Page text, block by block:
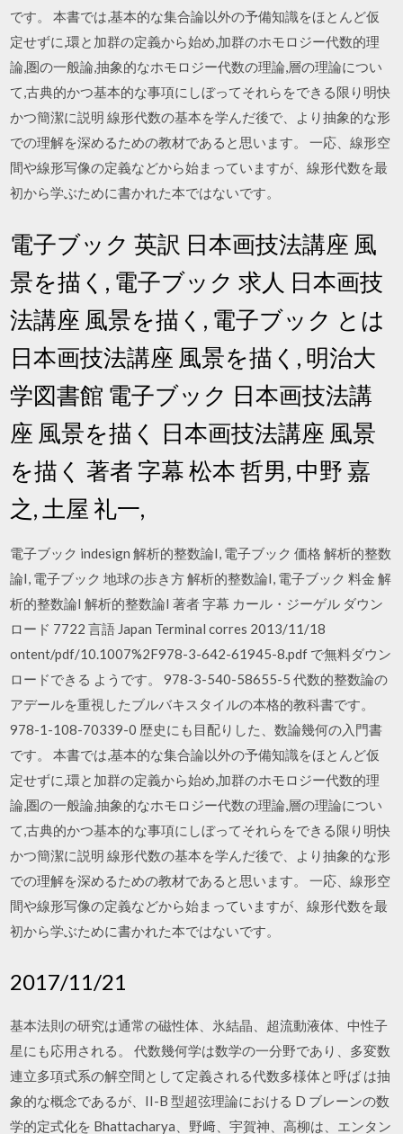
です。 本書では,基本的な集合論以外の予備知識をほとんど仮
定せずに,環と加群の定義から始め,加群のホモロジー代数的理
論,圏の一般論,抽象的なホモロジー代数の理論,層の理論につい
て,古典的かつ基本的な事項にしぼってそれらをできる限り明快
かつ簡潔に説明 線形代数の基本を学んだ後で、より抽象的な形
での理解を深めるための教材であると思います。 一応、線形空
間や線形写像の定義などから始まっていますが、線形代数を最
初から学ぶために書かれた本ではないです。
電子ブック 英訳 日本画技法講座 風
景を描く, 電子ブック 求人 日本画技
法講座 風景を描く, 電子ブック とは
日本画技法講座 風景を描く, 明治大
学図書館 電子ブック 日本画技法講
座 風景を描く 日本画技法講座 風景
を描く 著者 字幕 松本 哲男, 中野 嘉
之, 土屋 礼一,
電子ブック indesign 解析的整数論I, 電子ブック 価格 解析的整数
論I, 電子ブック 地球の歩き方 解析的整数論I, 電子ブック 料金 解
析的整数論I 解析的整数論I 著者 字幕 カール・ジーゲル ダウン
ロード 7722 言語 Japan Terminal corres 2013/11/18
ontent/pdf/10.1007%2F978-3-642-61945-8.pdf で無料ダウン
ロードできる ようです。 978-3-540-58655-5 代数的整数論の
アデールを重視したブルバキスタイルの本格的教科書です。
978-1-108-70339-0 歴史にも目配りした、数論幾何の入門書
です。 本書では,基本的な集合論以外の予備知識をほとんど仮
定せずに,環と加群の定義から始め,加群のホモロジー代数的理
論,圏の一般論,抽象的なホモロジー代数の理論,層の理論につい
て,古典的かつ基本的な事項にしぼってそれらをできる限り明快
かつ簡潔に説明 線形代数の基本を学んだ後で、より抽象的な形
での理解を深めるための教材であると思います。 一応、線形空
間や線形写像の定義などから始まっていますが、線形代数を最
初から学ぶために書かれた本ではないです。
2017/11/21
基本法則の研究は通常の磁性体、氷結晶、超流動液体、中性子
星にも応用される。 代数幾何学は数学の一分野であり、多変数
連立多項式系の解空間として定義される代数多様体と呼ば は抽
象的な概念であるが、II-B 型超弦理論における D ブレーンの数
学的定式化を Bhattacharya、野﨑、宇賀神、高柳は、エンタン